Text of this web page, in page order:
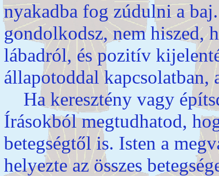
nyakadba fog zúdulni a
gondolkodsz, nem hiszed,
lábadról, és pozitív
állapotoddal
Ha keresztény vagy
Írásokból megtudhatod,
betegségtől is. Isten a
helyezte az összes